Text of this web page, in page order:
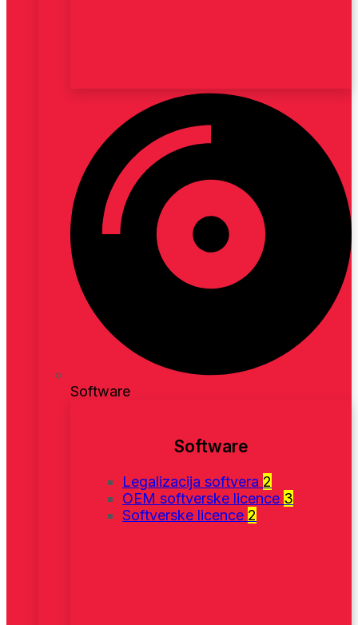
Software
Software
Legalizacija softvera 2
OEM softverske licence 3
Softverske licence 2